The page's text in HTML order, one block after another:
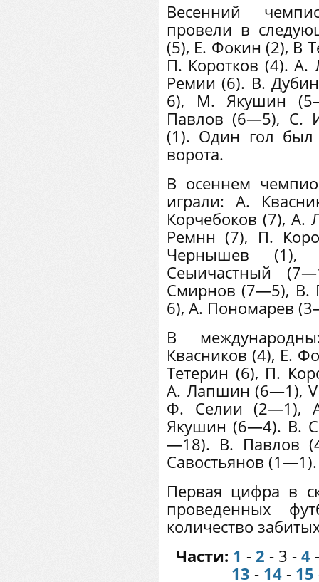
Весенний
провели в
(5), Е. Фокин (2), В
П. Коротков (4).
Ремии (6). В.
6), М. Якушин
Павлов (6—5), С.
(1). Один гол был
ворота.
В осеннем
играли: А.
Корчебоков (7), А.
Ремнн (7), П.
Чернышев
Сеыичастный
Смирнов (7—5), В.
6), А. Пономарев
В
Квасников (4), Е.
Тетерин (6), П.
А. Лапшин (6—1), V
Ф. Селии (2—1),
Якушин (6—4). В.
—18). В. Павлов
Савостьянов (1—1).
Первая цифра в
проведенных
количество
Части: 1 - 2 - 3 - 4
13 - 14- 15